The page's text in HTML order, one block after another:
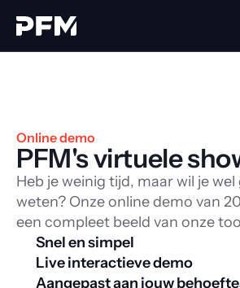
Online demo
PFM's virtuele
Heb je weinig tijd, maar wil je
weten? Onze online demo van
een compleet beeld van onze
Snel en simpel
Live interactieve demo
Aangepast aan jouw